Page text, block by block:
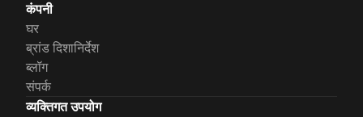
कंपनी
घर
ब्रांड दिशानिर्देश
ब्लॉग
संपर्क
व्यक्तिगत उपयोग